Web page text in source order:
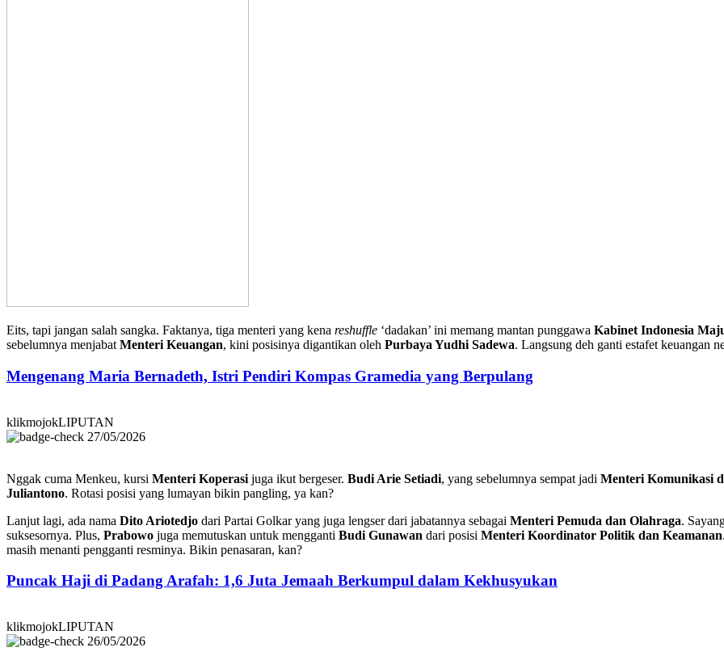
Eits, tapi jangan salah sangka. Faktanya, tiga menteri yang kena reshuffle ‘dadakan’ ini memang mantan punggawa Kabinet Indonesia
sebelumnya menjabat Menteri Keuangan, kini posisinya digantikan oleh Purbaya Yudhi Sadewa. Langsung deh ganti estafet keuangan
Mengenang Maria Bernadeth, Istri Pendiri Kompas Gramedia yang Berpulang
klikmojokLIPUTAN
27/05/2026
Nggak cuma Menkeu, kursi Menteri Koperasi juga ikut bergeser. Budi Arie Setiadi, yang sebelumnya sempat jadi Menteri Komunikasi
Juliantono. Rotasi posisi yang lumayan bikin pangling, ya kan?
Lanjut lagi, ada nama Dito Ariotedjo dari Partai Golkar yang juga lengser dari jabatannya sebagai Menteri Pemuda dan Olahraga.
suksesornya. Plus, Prabowo juga memutuskan untuk mengganti Budi Gunawan dari posisi Menteri Koordinator Politik dan Keamanan
masih menanti pengganti resminya. Bikin penasaran, kan?
Puncak Haji di Padang Arafah: 1,6 Juta Jemaah Berkumpul dalam Kekhusyukan
klikmojokLIPUTAN
26/05/2026